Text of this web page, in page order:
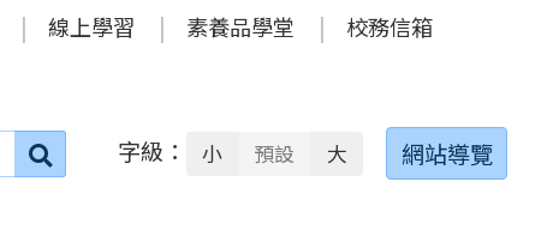
線上學習 素養品學堂 校務信箱
搜
字級： 小 預設 大 網站導覽